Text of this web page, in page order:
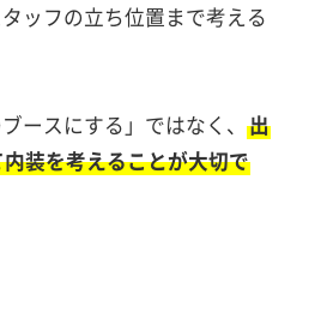
ッフの立ち位置まで考える
ースにする」ではなく、 出
装を考えることが大切で